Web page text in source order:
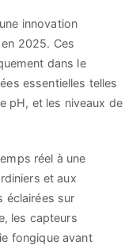
innovation
2025. Ces
dans le
essentielles telles
pH, et les niveaux de
réel à une
et aux
éclairées sur
les capteurs
fongique avant